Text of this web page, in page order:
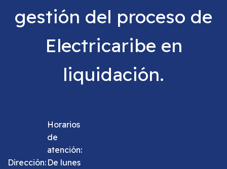
gestión del proceso de
Electricaribe en
liquidación.
Dirección:
Horarios
de
atención:
De lunes